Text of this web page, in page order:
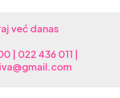
već danas
| 022 436 011 |